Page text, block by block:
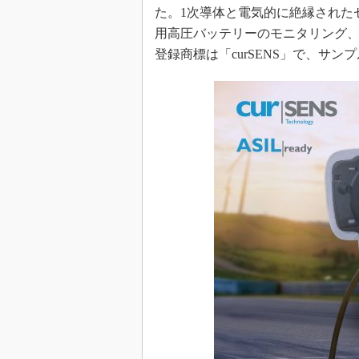
めざせ高効率！ モーター
座
Bluetooth mesh入門
「SPICEの仕組みとその
計測器メーカーから見た
USB Type-Cの登場で評
う変わる？
IoT時代の無線規格を知
IoT時代の無線規格を知る
た。1次導体と電気的に絶縁され
用高圧バッテリーのモニタリング
登録商標は「curSENS」で、サン